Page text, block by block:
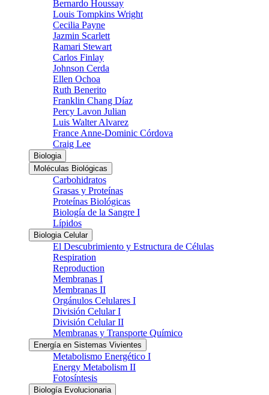
Bernardo Houssay
Louis Tompkins Wright
Cecilia Payne
Jazmin Scarlett
Ramari Stewart
Carlos Finlay
Johnson Cerda
Ellen Ochoa
Ruth Benerito
Franklin Chang Díaz
Percy Lavon Julian
Luis Walter Alvarez
France Anne-Dominic Córdova
Craig Lee
Biologia
Moléculas Biológicas
Carbohidratos
Grasas y Proteínas
Proteínas Biológicas
Biología de la Sangre I
Lípidos
Biologia Celular
El Descubrimiento y Estructura de Células
Respiration
Reproduction
Membranas I
Membranas II
Orgánulos Celulares I
División Celular I
División Celular II
Membranas y Transporte Químico
Energía en Sistemas Vivientes
Metabolismo Energético I
Energy Metabolism II
Fotosíntesis
Biología Evolucionaria